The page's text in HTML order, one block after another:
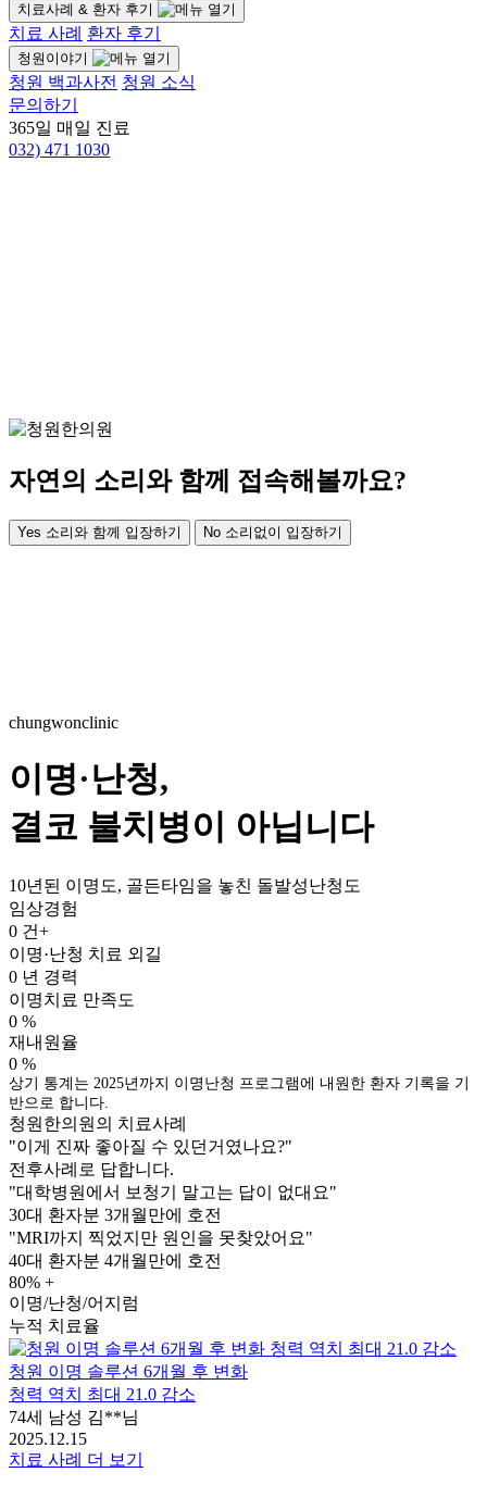
치료사례 & 환자 후기
치료 사례 환자 후기
청원이야기
청원 백과사전 청원 소식
문의하기
365일 매일 진료
032) 471 1030
자연의 소리와 함께 접속해볼까요?
Yes 소리와 함께 입장하기 No 소리없이 입장하기
chungwonclinic
이명·난청,
결코 불치병이 아닙니다
10년된 이명도, 골든타임을 놓친 돌발성난청도
임상경험
0 건+
이명·난청 치료 외길
0 년 경력
이명치료 만족도
0 %
재내원율
0 %
상기 통계는 2025년까지 이명난청 프로그램에 내원한 환자 기록을 기
반으로 합니다.
청원한의원의 치료사례
"이게 진짜 좋아질 수 있던거였나요?"
전후사례로 답합니다.
"대학병원에서 보청기 말고는 답이 없대요"
30대 환자분 3개월만에 호전
"MRI까지 찍었지만 원인을 못찾았어요"
40대 환자분 4개월만에 호전
80% +
이명/난청/어지럼
누적 치료율
청원 이명 솔루션 6개월 후 변화
청력 역치 최대 21.0 감소
74세 남성 김**님
2025.12.15
치료 사례 더 보기